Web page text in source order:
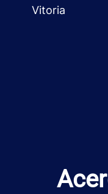
Vitoria